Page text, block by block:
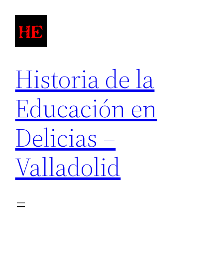
contenido
Historia de la
Educación en
Delicias –
Valladolid